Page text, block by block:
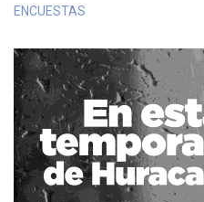
ENCUESTAS